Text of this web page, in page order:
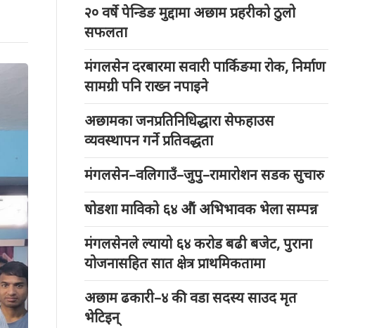
२० वर्षे पेन्डिङ मुद्दामा अछाम प्रहरीको ठुलो
सफलता
मंगलसेन दरबारमा सवारी पार्किङमा रोक, निर्माण
सामग्री पनि राख्न नपाइने
अछामका जनप्रतिनिधिद्धारा सेफहाउस
व्यवस्थापन गर्ने प्रतिवद्धता
मंगलसेन–वलिगाउँ–जुपु–रामारोशन सडक सुचारु
षोडशा माविको ६४ औं अभिभावक भेला सम्पन्न
मंगलसेनले ल्यायो ६४ करोड बढी बजेट, पुराना
योजनासहित सात क्षेत्र प्राथमिकतामा
अछाम ढकारी–४ की वडा सदस्य साउद मृत
भेटिइन्